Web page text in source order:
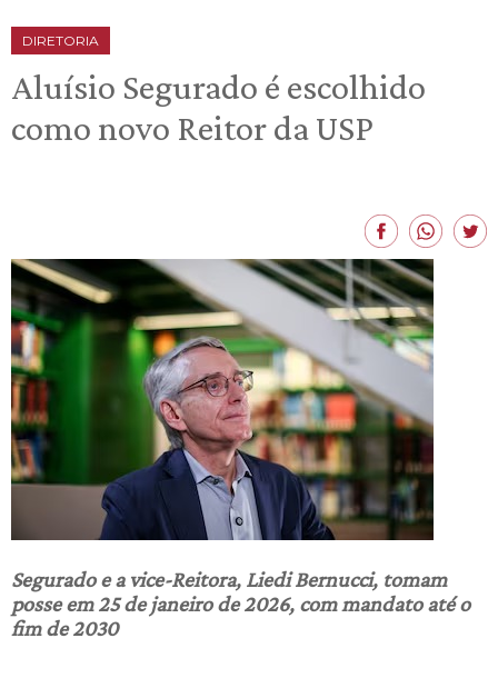
DIRETORIA
Aluísio Segurado é escolhido
como novo Reitor da USP
Segurado e a vice-Reitora, Liedi Bernucci, tomam
posse em 25 de janeiro de 2026, com mandato até o
fim de 2030